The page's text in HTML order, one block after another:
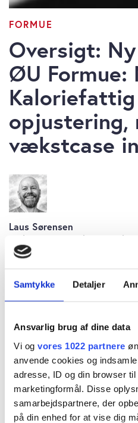
Samtykke Detaljer
Ansvarlig brug af dine data
Vi og vores 1022 partnere
anvende cookies og
adresse, ID og din browser
marketingformål. Disse
samarbejdspartnere, der
på din enhed for at vise dig
FORMUE
Oversigt:
ØU Formue:
Kaloriefattig
opjustering,
vækstcase
Laus Sørensen
lørdag 20. september 2025 kl.
ØU Formue nummer 32/
Læs bl.a. om:
Ørsted højt på de
indkøbsliste